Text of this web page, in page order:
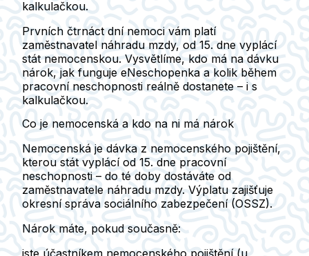
kalkulačkou.
Prvních čtrnáct dní nemoci vám platí
zaměstnavatel náhradu mzdy, od 15. dne vyplácí
stát nemocenskou. Vysvětlíme, kdo má na dávku
nárok, jak funguje eNeschopenka a kolik během
pracovní neschopnosti reálně dostanete – i s
kalkulačkou.
Co je nemocenská a kdo na ni má nárok
Nemocenská je dávka z nemocenského pojištění,
kterou stát vyplácí od 15. dne pracovní
neschopnosti – do té doby dostáváte od
zaměstnavatele náhradu mzdy. Výplatu zajišťuje
okresní správa sociálního zabezpečení (OSSZ).
Nárok máte, pokud současně:
jste účastníkem nemocenského pojištění (u